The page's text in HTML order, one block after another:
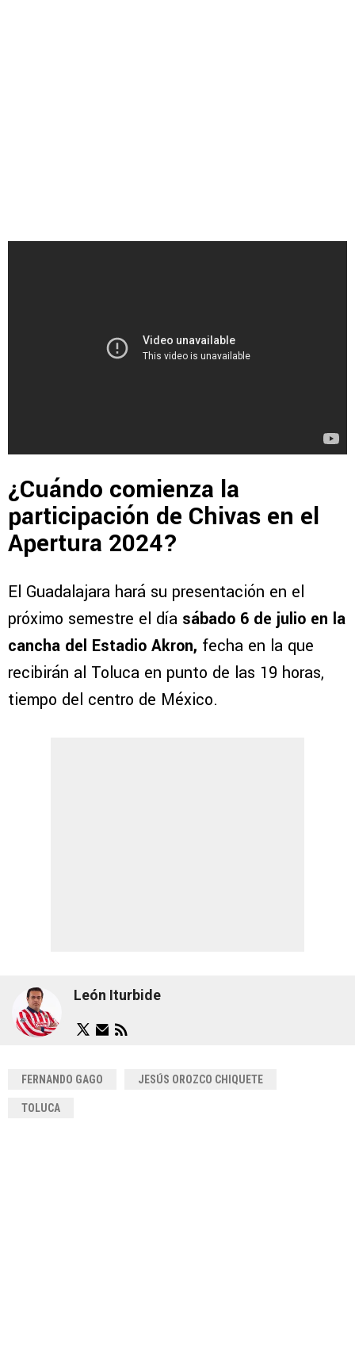
¿Cuándo comienza la
participación de Chivas en el
Apertura 2024?
El Guadalajara hará su presentación en el
próximo semestre el día sábado 6 de julio en la
cancha del Estadio Akron, fecha en la que
recibirán al Toluca en punto de las 19 horas,
tiempo del centro de México.
León Iturbide
FERNANDO GAGO JESÚS OROZCO CHIQUETE
TOLUCA